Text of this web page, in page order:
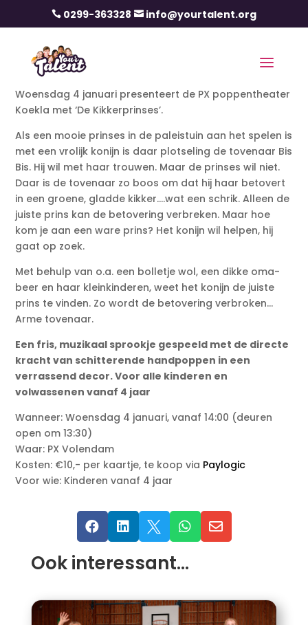
 0299-363328  info@yourtalent.org
Woensdag 4 januari presenteert de PX poppentheater
Koekla met ‘De Kikkerprinses’.
Als een mooie prinses in de paleistuin aan het spelen is
met een vrolijk konijn is daar plotseling de tovenaar Bis
Bis. Hij wil met haar trouwen. Maar de prinses wil niet.
Daar is de tovenaar zo boos om dat hij haar betovert
in een groene, gladde kikker….wat een schrik. Alleen de
juiste prins kan de betovering verbreken. Maar hoe
kom je aan een ware prins? Het konijn wil helpen, hij
gaat op zoek.
Met behulp van o.a. een bolletje wol, een dikke oma-
beer en haar kleinkinderen, weet het konijn de juiste
prins te vinden. Zo wordt de betovering verbroken…
Arme tovenaar.
Een fris, muzikaal sprookje gespeeld met de directe
kracht van schitterende handpoppen in een
verrassend decor. Voor alle kinderen en
volwassenen vanaf 4 jaar
Wanneer: Woensdag 4 januari, vanaf 14:00 (deuren
open om 13:30)
Waar: PX Volendam
Kosten: €10,- per kaartje, te koop via Paylogic
Voor wie: Kinderen vanaf 4 jaar
    
Ook interessant…